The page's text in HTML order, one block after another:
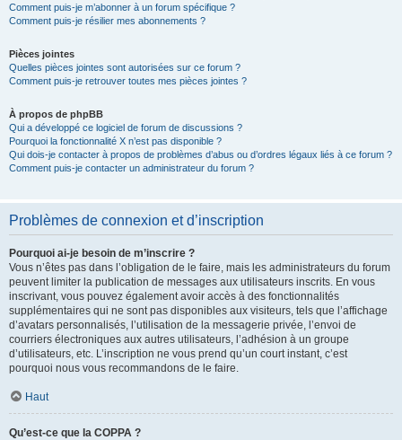
Comment puis-je m’abonner à un forum spécifique ?
Comment puis-je résilier mes abonnements ?
Pièces jointes
Quelles pièces jointes sont autorisées sur ce forum ?
Comment puis-je retrouver toutes mes pièces jointes ?
À propos de phpBB
Qui a développé ce logiciel de forum de discussions ?
Pourquoi la fonctionnalité X n’est pas disponible ?
Qui dois-je contacter à propos de problèmes d’abus ou d’ordres légaux liés à ce forum ?
Comment puis-je contacter un administrateur du forum ?
Problèmes de connexion et d’inscription
Pourquoi ai-je besoin de m’inscrire ?
Vous n’êtes pas dans l’obligation de le faire, mais les administrateurs du forum
peuvent limiter la publication de messages aux utilisateurs inscrits. En vous
inscrivant, vous pouvez également avoir accès à des fonctionnalités
supplémentaires qui ne sont pas disponibles aux visiteurs, tels que l’affichage
d’avatars personnalisés, l’utilisation de la messagerie privée, l’envoi de
courriers électroniques aux autres utilisateurs, l’adhésion à un groupe
d’utilisateurs, etc. L’inscription ne vous prend qu’un court instant, c’est
pourquoi nous vous recommandons de le faire.
Haut
Qu’est-ce que la COPPA ?